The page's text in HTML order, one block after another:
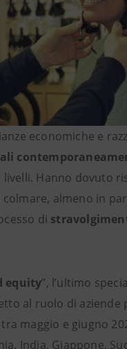
economiche e
Hanno dovuto
almeno in
di
equity”, l’ultimo
al ruolo di aziende
maggio e giugno
India, Giappone,